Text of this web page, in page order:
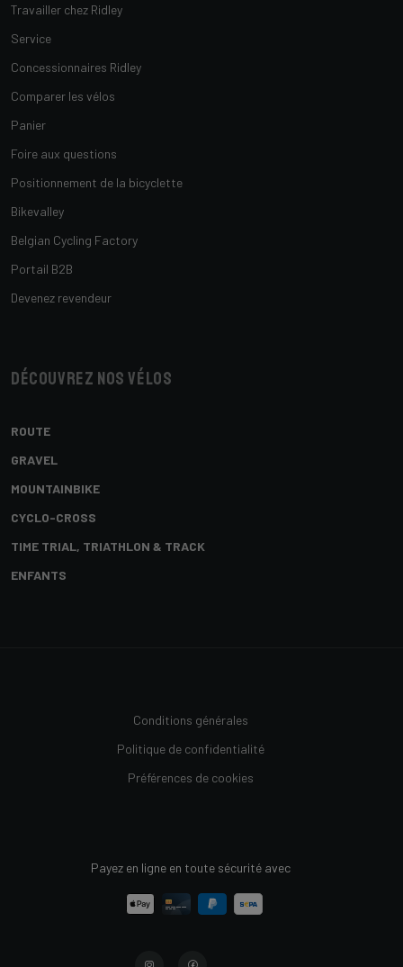
Travailler chez Ridley
Service
Concessionnaires Ridley
Comparer les vélos
Panier
Foire aux questions
Positionnement de la bicyclette
Bikevalley
Belgian Cycling Factory
Portail B2B
Devenez revendeur
Découvrez nos vélos
ROUTE
GRAVEL
MOUNTAINBIKE
CYCLO-CROSS
TIME TRIAL, TRIATHLON & TRACK
ENFANTS
Conditions générales
Politique de confidentialité
Préférences de cookies
Payez en ligne en toute sécurité avec